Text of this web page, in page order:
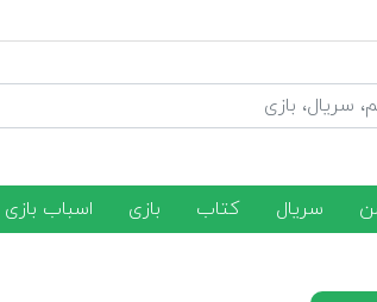
سریال کتاب بازی اسباب بازی